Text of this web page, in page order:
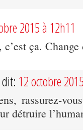
2015 à 12h11
ça. Change
12 octobre
rassurez-
détruire